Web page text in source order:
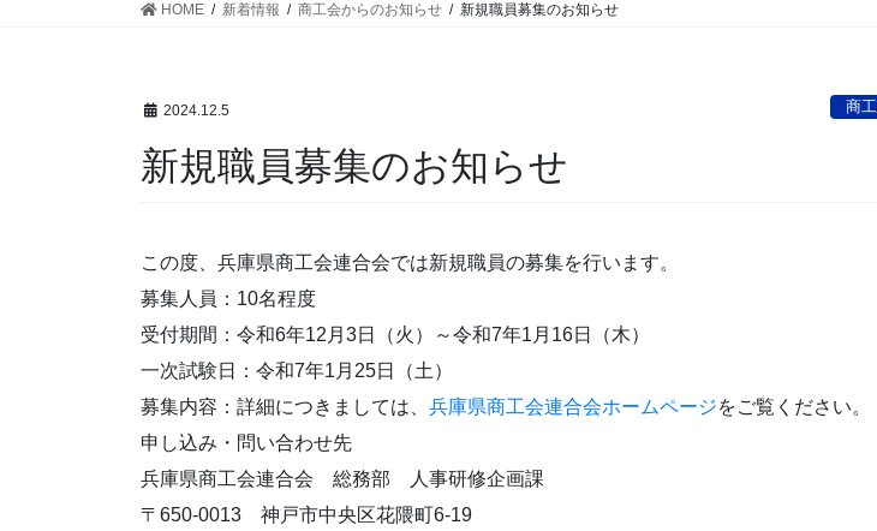
HOME 新着情報 商工会からのお知らせ 新規職員募集のお知らせ
2024.12.5 商
新規職員募集のお知らせ
この度、兵庫県商工会連合会では新規職員の募集を行います。
募集人員：10名程度
受付期間：令和6年12月3日（火）～令和7年1月16日（木）
一次試験日：令和7年1月25日（土）
募集内容：詳細につきましては、 兵庫県商工会連合会ホームページをご覧ください。
申し込み・問い合わせ先
兵庫県商工会連合会 総務部 人事研修企画課
〒650-0013 神戸市中央区花隈町6-19